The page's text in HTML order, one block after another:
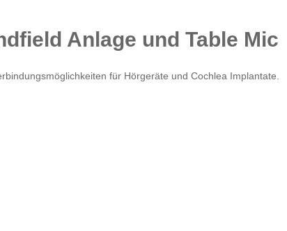
Anlage und Table Mic
für Hörgeräte und Cochlea Implantate.